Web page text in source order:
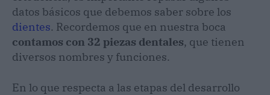
datos básicos que debemos saber sobre los
dientes. Recordemos que en nuestra boca
contamos con 32 piezas dentales, que tienen
diversos nombres y funciones.
En lo que respecta a las etapas del desarrollo